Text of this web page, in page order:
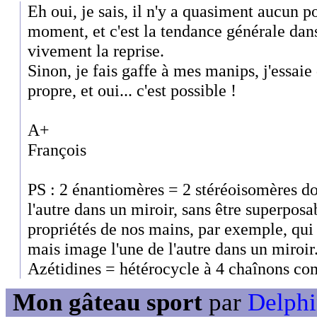
Eh oui, je sais, il n'y a quasiment aucun
moment, et c'est la tendance générale
vivement la reprise.
Sinon, je fais gaffe à mes manips,
propre, et oui... c'est possible !
A+
François
PS : 2 énantiomères = 2 stéréoisomères
l'autre dans un miroir, sans être
propriétés de nos mains, par exemple, qui
mais image l'une de l'autre dans un
Azétidines = hétérocycle à 4 chaînons
Mon gâteau sport par